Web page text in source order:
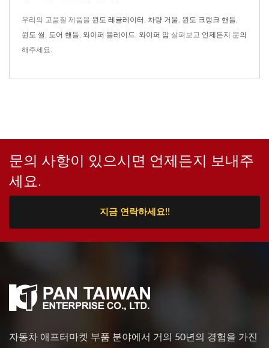
우리의 고품질 제품을 윈도 레귤레이터 차량 거울 윈도 크랭크 핸들
윈도 씰 도어 핸들 와이퍼 블레이드 와이퍼 암 살펴보고 언제든지 문의
해주세요.
문의 사항이 있으시면 언제든지 보내주
세요.
지금 연락하세요!!
자동차 애프터마켓 부품 분야에서 거의 50년의 경험을 가진